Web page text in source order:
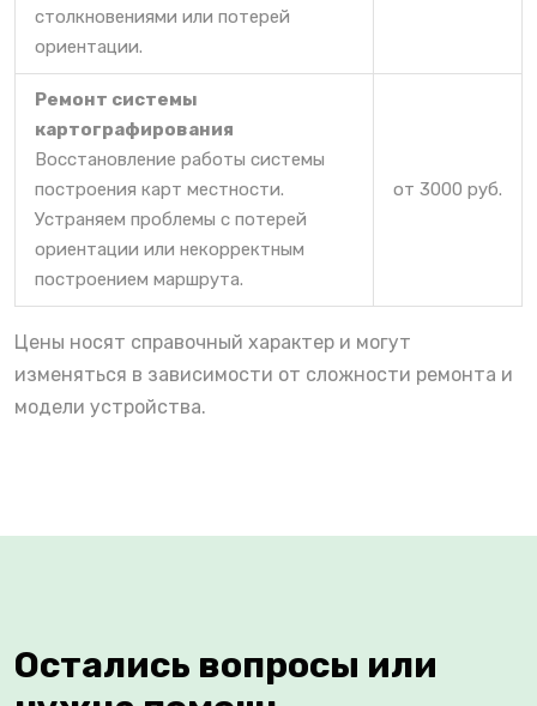
столкновениями или потерей
ориентации.
Ремонт системы
картографирования
Восстановление работы системы
построения карт местности.
Устраняем проблемы с потерей
ориентации или некорректным
построением маршрута.
от 3000 руб.
Цены носят справочный характер и могут
изменяться в зависимости от сложности ремонта и
модели устройства.
Остались вопросы или